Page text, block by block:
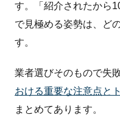
す。「紹介されたから
で見極める姿勢は、ど
す。
業者選びそのもので失
おける重要な注意点と
まとめてあります。